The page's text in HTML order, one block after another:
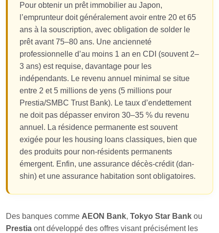
Pour obtenir un prêt immobilier au Japon,
l’emprunteur doit généralement avoir entre 20 et 65
ans à la souscription, avec obligation de solder le
prêt avant 75–80 ans. Une ancienneté
professionnelle d’au moins 1 an en CDI (souvent 2–
3 ans) est requise, davantage pour les
indépendants. Le revenu annuel minimal se situe
entre 2 et 5 millions de yens (5 millions pour
Prestia/SMBC Trust Bank). Le taux d’endettement
ne doit pas dépasser environ 30–35 % du revenu
annuel. La résidence permanente est souvent
exigée pour les housing loans classiques, bien que
des produits pour non-résidents permanents
émergent. Enfin, une assurance décès-crédit (dan-
shin) et une assurance habitation sont obligatoires.
Des banques comme AEON Bank, Tokyo Star Bank ou
Prestia ont développé des offres visant précisément les